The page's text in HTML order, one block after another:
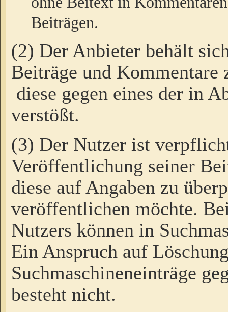
Beiträgen.
(2) Der Anbieter behält
Beiträge und Kommentare
diese gegen eines der in
verstößt.
(3) Der Nutzer ist
Veröffentlichung seiner
diese auf Angaben zu
veröffentlichen möchte.
Nutzers können in
Ein Anspruch auf
Suchmaschineneinträge
besteht nicht.